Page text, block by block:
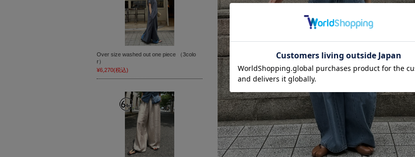
Over size washed out one piece （3colo
r）
¥6,270(税込)